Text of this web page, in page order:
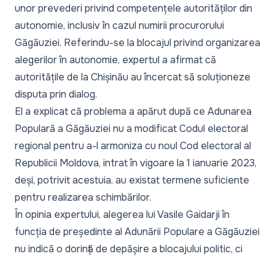
unor prevederi privind competențele autorităților din
autonomie, inclusiv în cazul numirii procurorului
Găgăuziei. Referindu-se la blocajul privind organizarea
alegerilor în autonomie, expertul a afirmat că
autoritățile de la Chișinău au încercat să soluționeze
disputa prin dialog.
El a explicat că problema a apărut după ce Adunarea
Populară a Găgăuziei nu a modificat Codul electoral
regional pentru a-l armoniza cu noul Cod electoral al
Republicii Moldova, intrat în vigoare la 1 ianuarie 2023,
deși, potrivit acestuia, au existat termene suficiente
pentru realizarea schimbărilor.
În opinia expertului, alegerea lui Vasile Gaidarji în
funcția de președinte al Adunării Populare a Găgăuziei
nu indică o dorință de depășire a blocajului politic, ci